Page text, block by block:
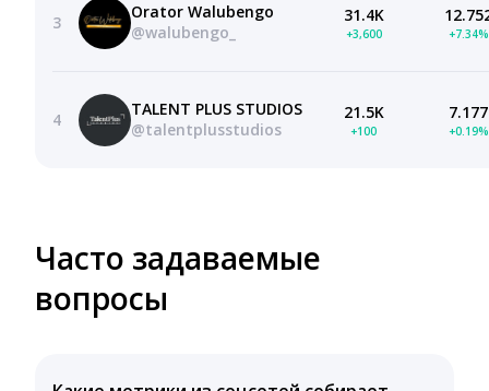
3
Orator Walubengo
@walubengo_
31.4K
+3,600 +7.34%
4
TALENT PLUS STUDIOS
@talentplusstudios
21.5K
+100
7.177
+0.19%
Часто задаваемые
вопросы